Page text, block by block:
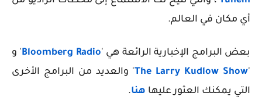
أي مكان في العالم.
بعض البرامج الإخبارية الرائعة هي 'Bloomberg Radio' و
'
The Larry Kudlow Show' والعديد من البرامج الأخرى
التي يمكنك العثور عليها هنا.